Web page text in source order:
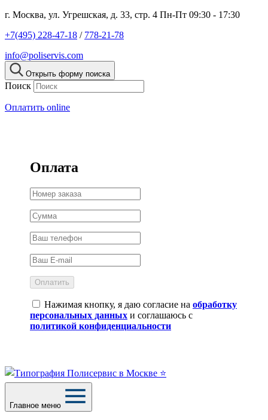
г. Москва, ул. Угрешская, д. 33, стр. 4 Пн-Пт 09:30 - 17:30
+7(495) 228-47-18 / 778-21-78
info@poliservis.com
Открыть форму поиска
Поиск
Оплатить online
Оплата
Оплатить
Нажимая кнопку, я даю согласие на обработку
персональных данных и соглашаюсь с
политикой конфиденциальности
Главное меню